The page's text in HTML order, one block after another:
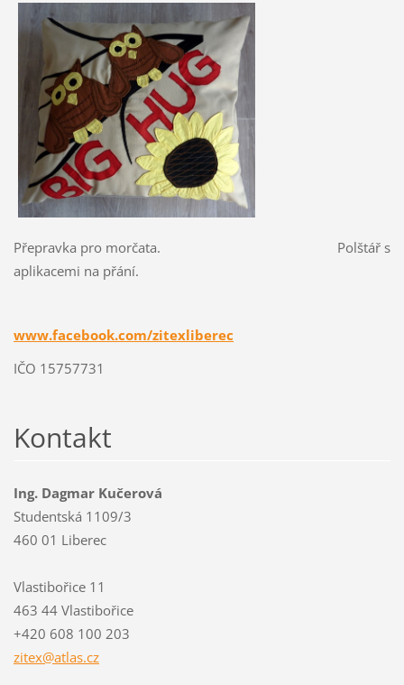
Přepravka pro morčata. Polštář s
aplikacemi na přání.
www.facebook.com/zitexliberec
IČO 15757731
Kontakt
Ing. Dagmar Kučerová
Studentská 1109/3
460 01 Liberec
Vlastibořice 11
463 44 Vlastibořice
+420 608 100 203
zitex@atlas.cz